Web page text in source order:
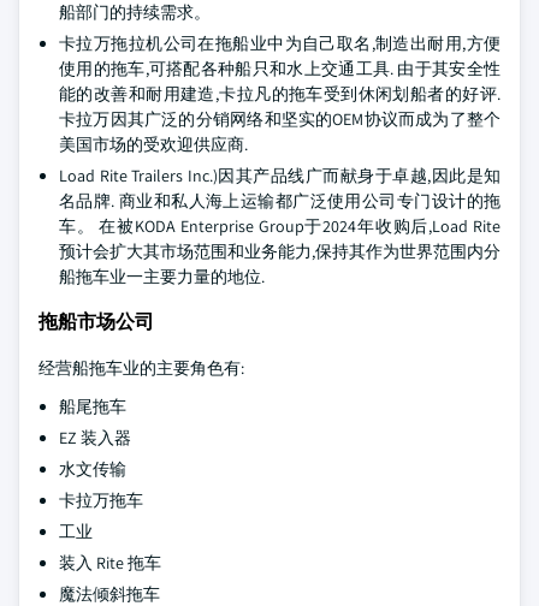
船部门的持续需求。
卡拉万拖拉机公司在拖船业中为自己取名,制造出耐用,方便
使用的拖车,可搭配各种船只和水上交通工具. 由于其安全性
能的改善和耐用建造,卡拉凡的拖车受到休闲划船者的好评.
卡拉万因其广泛的分销网络和坚实的OEM协议而成为了整个
美国市场的受欢迎供应商.
Load Rite Trailers Inc.)因其产品线广而献身于卓越,因此是知
名品牌. 商业和私人海上运输都广泛使用公司专门设计的拖
车。 在被KODA Enterprise Group于2024年收购后,Load Rite
预计会扩大其市场范围和业务能力,保持其作为世界范围内分
船拖车业一主要力量的地位.
拖船市场公司
经营船拖车业的主要角色有:
船尾拖车
EZ 装入器
水文传输
卡拉万拖车
工业
装入 Rite 拖车
魔法倾斜拖车